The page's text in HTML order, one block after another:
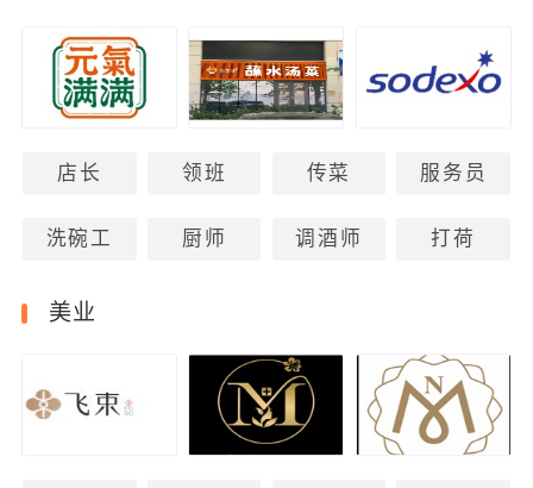
店长 领班 传菜 服务员
洗碗工 厨师 调酒师 打荷
美业